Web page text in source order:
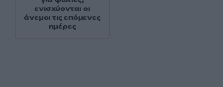
ενισχύονται οι
άνεμοι τις επόμενες
ημέρες